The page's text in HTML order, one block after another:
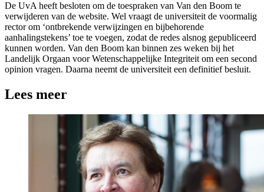
De UvA heeft besloten om de toespraken van Van den Boom te
verwijderen van de website. Wel vraagt de universiteit de voormalig
rector om ‘ontbrekende verwijzingen en bijbehorende
aanhalingstekens’ toe te voegen, zodat de redes alsnog gepubliceerd
kunnen worden. Van den Boom kan binnen zes weken bij het
Landelijk Orgaan voor Wetenschappelijke Integriteit om een second
opinion vragen. Daarna neemt de universiteit een definitief besluit.
Lees meer